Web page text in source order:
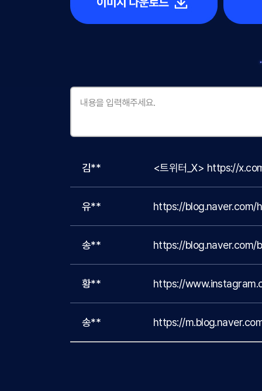
김**
유** https://
송** https://blog.naver.com/
황** https://
송** https://